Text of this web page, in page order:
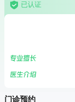
已认证
门诊预约